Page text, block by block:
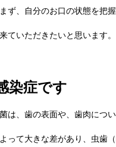
ず、自分のお口の状態を把握
ていただきたいと思います。
染症です
は、歯の表面や、歯肉につ
って大きな差があり、虫歯